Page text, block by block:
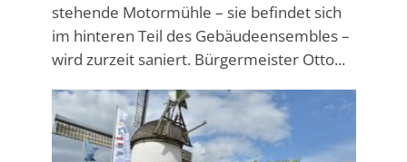
stehende Motormühle – sie befindet sich
im hinteren Teil des Gebäudeensembles –
wird zurzeit saniert. Bürgermeister Otto...